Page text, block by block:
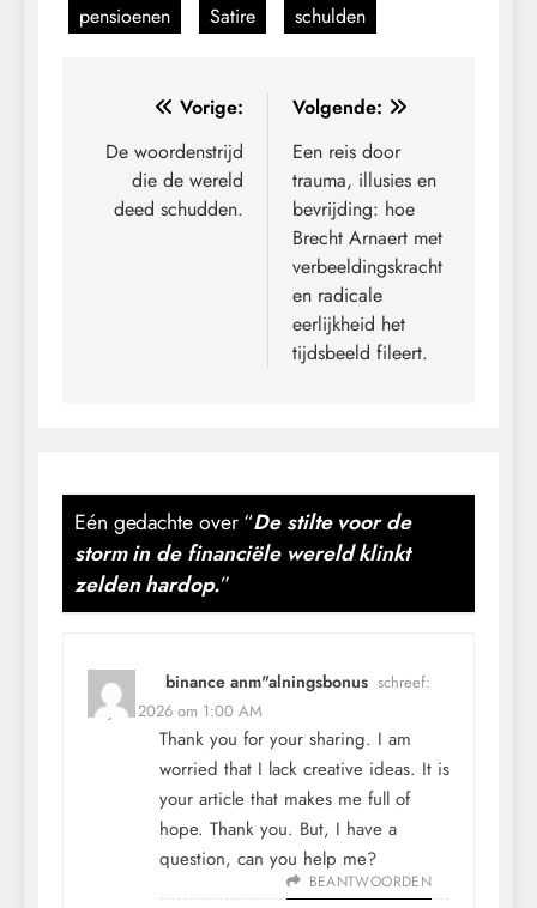
pensioenen
Satire schulden
Bericht
navigatie
Vorige:
De woordenstrijd
die de wereld
deed schudden.
Volgende:
Een reis door
trauma, illusies en
bevrijding: hoe
Brecht Arnaert met
verbeeldingskracht
en radicale
eerlijkheid het
tijdsbeeld fileert.
Eén gedachte over “De stilte voor de
storm in de financiële wereld klinkt
zelden hardop.”
binance anm"alningsbonus schreef:
26 juni 2026 om 1:00 AM
Thank you for your sharing. I am
worried that I lack creative ideas. It is
your article that makes me full of
hope. Thank you. But, I have a
question, can you help me?
BEANTWOORDEN